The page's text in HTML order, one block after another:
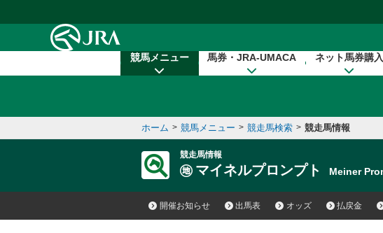
競馬メニュー 馬券・JRA-UMACA ネット馬券購入
ホーム > 競馬メニュー > 競走馬検索 > 競走馬情報
競走馬情報
マイネルプロンプト Meiner
開催お知らせ 出馬表 オッズ 払戻金